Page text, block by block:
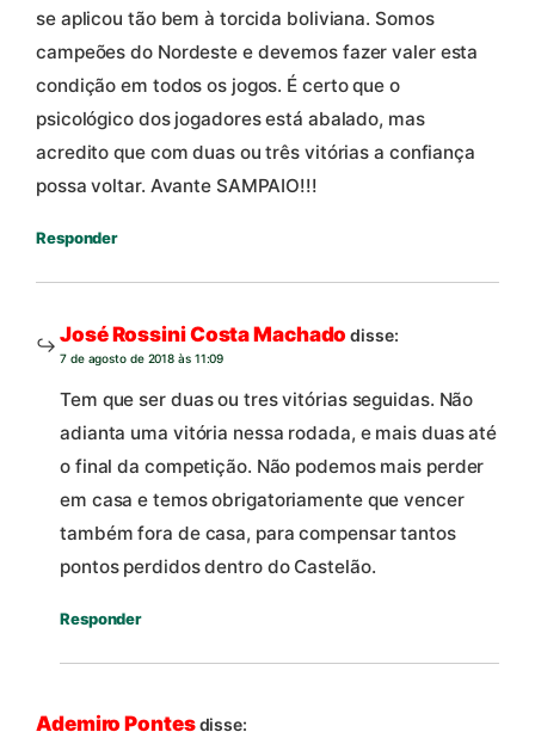
se aplicou tão bem à torcida boliviana. Somos
campeões do Nordeste e devemos fazer valer esta
condição em todos os jogos. É certo que o
psicológico dos jogadores está abalado, mas
acredito que com duas ou três vitórias a confiança
possa voltar. Avante SAMPAIO!!!
Responder
José Rossini Costa Machado disse:
7 de agosto de 2018 às 11:09
Tem que ser duas ou tres vitórias seguidas. Não
adianta uma vitória nessa rodada, e mais duas até
o final da competição. Não podemos mais perder
em casa e temos obrigatoriamente que vencer
também fora de casa, para compensar tantos
pontos perdidos dentro do Castelão.
Responder
Ademiro Pontesdisse: